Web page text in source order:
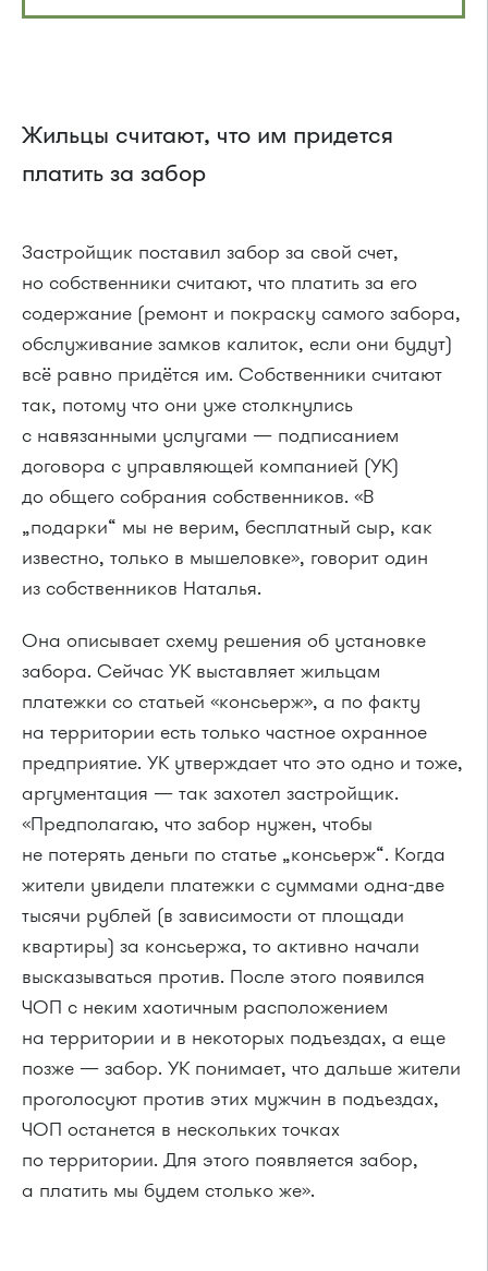
Жильцы считают, что им придется
платить за забор
Застройщик поставил забор за свой счет,
но собственники считают, что платить за его
содержание (ремонт и покраску самого забора,
обслуживание замков калиток, если они будут)
всё равно придётся им. Собственники считают
так, потому что они уже столкнулись
с навязанными услугами — подписанием
договора с управляющей компанией (УК)
до общего собрания собственников. «В
„подарки“ мы не верим, бесплатный сыр, как
известно, только в мышеловке», говорит один
из собственников Наталья.
Она описывает схему решения об установке
забора. Сейчас УК выставляет жильцам
платежки со статьей «консьерж», а по факту
на территории есть только частное охранное
предприятие. УК утверждает что это одно и тоже,
аргументация — так захотел застройщик.
«Предполагаю, что забор нужен, чтобы
не потерять деньги по статье „консьерж“. Когда
жители увидели платежки с суммами одна-две
тысячи рублей (в зависимости от площади
квартиры) за консьержа, то активно начали
высказываться против. После этого появился
ЧОП с неким хаотичным расположением
на территории и в некоторых подъездах, а еще
позже — забор. УК понимает, что дальше жители
проголосуют против этих мужчин в подъездах,
ЧОП останется в нескольких точках
по территории. Для этого появляется забор,
а платить мы будем столько же».